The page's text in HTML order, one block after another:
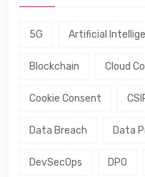
5G Artificial
Blockchain Cloud
Cookie Consent
Data Breach Data
DevSecOps DPO